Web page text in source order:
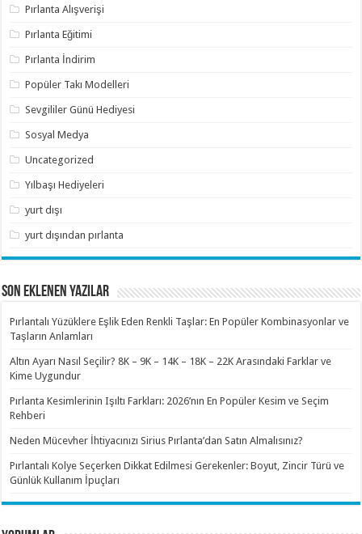
Pırlanta Alışverişi
Pırlanta Eğitimi
Pırlanta İndirim
Popüler Takı Modelleri
Sevgililer Günü Hediyesi
Sosyal Medya
Uncategorized
Yılbaşı Hediyeleri
yurt dışı
yurt dışından pırlanta
SON EKLENEN YAZILAR
Pırlantalı Yüzüklere Eşlik Eden Renkli Taşlar: En Popüler Kombinasyonlar ve
Taşların Anlamları
Altın Ayarı Nasıl Seçilir? 8K – 9K – 14K – 18K – 22K Arasındaki Farklar ve
Kime Uygundur
Pırlanta Kesimlerinin Işıltı Farkları: 2026’nın En Popüler Kesim ve Seçim
Rehberi
Neden Mücevher İhtiyacınızı Sirius Pırlanta’dan Satın Almalısınız?
Pırlantalı Kolye Seçerken Dikkat Edilmesi Gerekenler: Boyut, Zincir Türü ve
Günlük Kullanım İpuçları